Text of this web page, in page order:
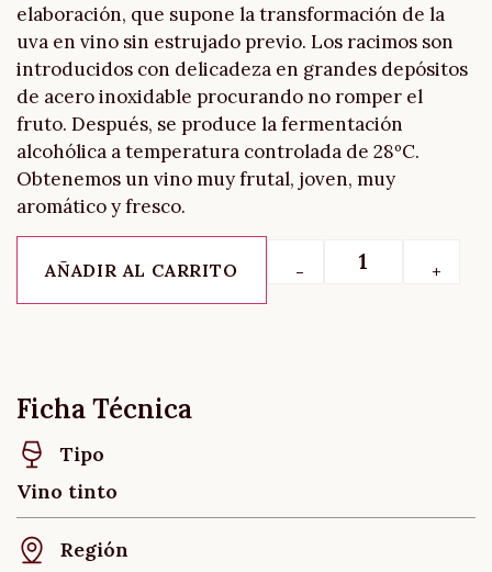
elaboración, que supone la transformación de la
uva en vino sin estrujado previo. Los racimos son
introducidos con delicadeza en grandes depósitos
de acero inoxidable procurando no romper el
fruto. Después, se produce la fermentación
alcohólica a temperatura controlada de 28ºC.
Obtenemos un vino muy frutal, joven, muy
aromático y fresco.
- +
AÑADIR AL CARRITO
Ficha Técnica
Tipo
Vino tinto
Región